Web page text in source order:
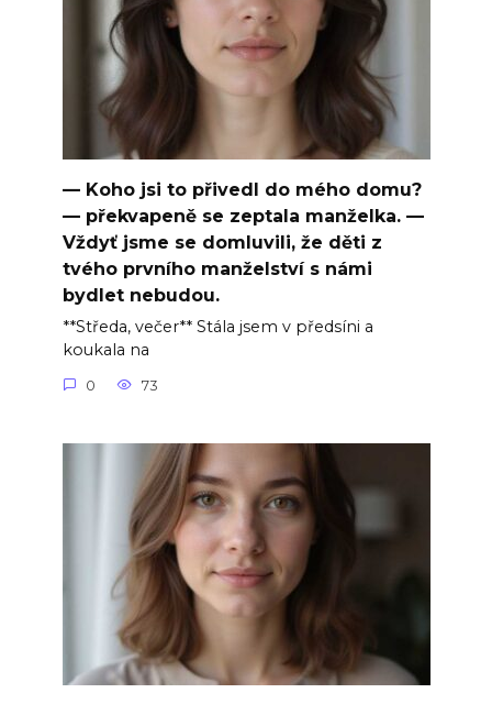
— Koho jsi to přivedl do mého domu?
— překvapeně se zeptala manželka. —
Vždyť jsme se domluvili, že děti z
tvého prvního manželství s námi
bydlet nebudou.
**Středa, večer** Stála jsem v předsíni a
koukala na
0 73